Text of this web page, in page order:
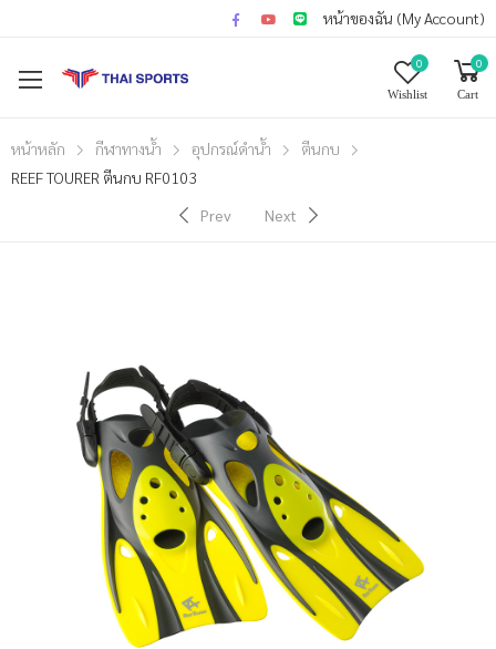
หน้าของฉัน (My Account)
0
Wishlist
0
Cart
หน้าหลัก กีฬาทางน้ำ อุปกรณ์ดำน้ำ
ตีนกบ
REEF TOURER ตีนกบ RF0103
Prev
Next